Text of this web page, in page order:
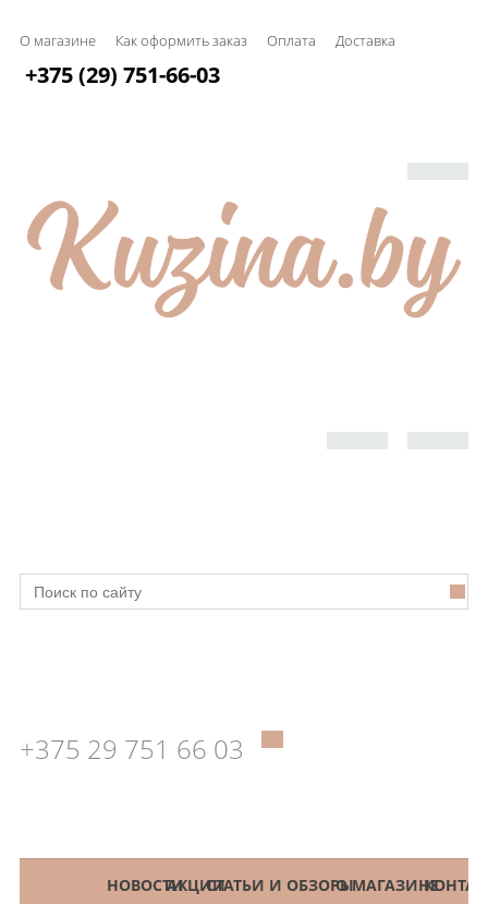
О магазине Как оформить заказ Оплата Доставка
+375 (29) 751-66-03
+375 29 751 66 03
КАТАЛОГНОВОСТИАКЦИИСТАТЬИ И ОБЗОРЫО МАГАЗИНЕ